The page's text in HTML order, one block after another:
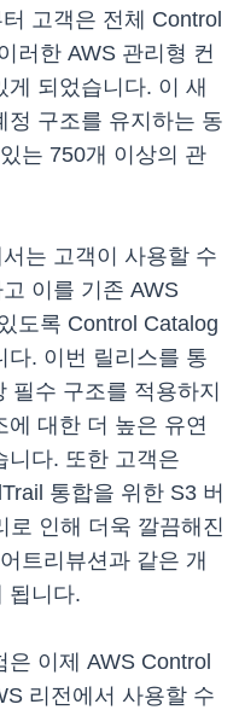
고객은 전체 Control
러한 AWS 관리형 컨
되었습니다. 이 새
정 구조를 유지하는 동
는 750개 이상의 관
는 고객이 사용할 수
이를 기존 AWS
도록 Control Catalog
다. 이번 릴리스를 통
필수 구조를 적용하지
에 대한 더 높은 유연
니다. 또한 고객은
통합을 위한 S3 버
로 인해 더욱 깔끔해진
트리뷰션과 같은 개
됩니다.
이제 AWS Control
리전에서 사용할 수